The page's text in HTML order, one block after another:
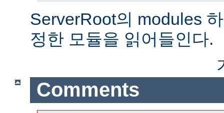
ServerRoot의 modules
정한 모듈을 읽어들인다.
Comments